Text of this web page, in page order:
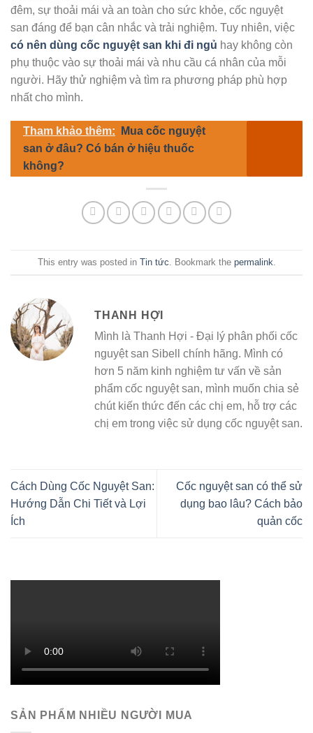
đêm, sự thoải mái và an toàn cho sức khỏe, cốc nguyệt
san đáng để bạn cân nhắc và trải nghiệm. Tuy nhiên, việc
có nên dùng cốc nguyệt san khi đi ngủ hay không còn
phụ thuộc vào sự thoải mái và nhu cầu cá nhân của mỗi
người. Hãy thử nghiệm và tìm ra phương pháp phù hợp
nhất cho mình.
Tham khảo thêm:
Mua cốc nguyệt
san ở đâu? Có bán ở hiệu thuốc
không?
This entry was posted in Tin tức . Bookmark the permalink
THANH HỢI
Mình là Thanh Hợi - Đại lý phân phối cốc
nguyệt san Sibell chính hãng. Mình có
hơn 5 năm kinh nghiệm tư vấn về sản
phẩm cốc nguyệt san, mình muốn chia sẻ
chút kiến thức đến các chị em, hỗ trợ các
chị em trong việc sử dụng cốc nguyệt san.
Cách Dùng Cốc Nguyệt San:
Hướng Dẫn Chi Tiết và Lợi
Ích
Cốc nguyệt san có thể sử
dụng bao lâu? Cách bảo
quản cốc
SẢN PHẨM NHIỀU NGƯỜI MUA